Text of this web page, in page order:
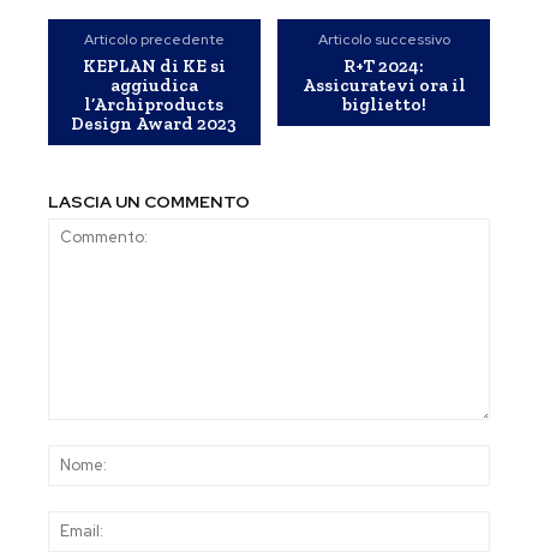
Articolo precedente
KEPLAN di KE si
aggiudica
l’Archiproducts
Design Award 2023
Articolo successivo
R+T 2024:
Assicuratevi ora il
biglietto!
LASCIA UN COMMENTO